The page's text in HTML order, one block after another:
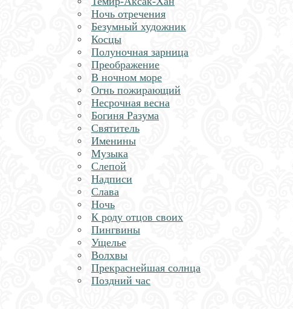
Ночь отречения
Безумный художник
Косцы
Полуночная зарница
Преображение
В ночном море
Огнь пожирающий
Несрочная весна
Богиня Разума
Святитель
Именины
Музыка
Слепой
Надписи
Слава
Ночь
К роду отцов своих
Пингвины
Ущелье
Волхвы
Прекраснейшая солнца
Поздний час